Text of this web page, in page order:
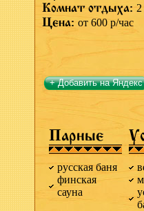
Комнат отдыха: 2
Цена: от 600 р/час
+ Добавить на Яндекс
Парные
русская баня
финская
сауна